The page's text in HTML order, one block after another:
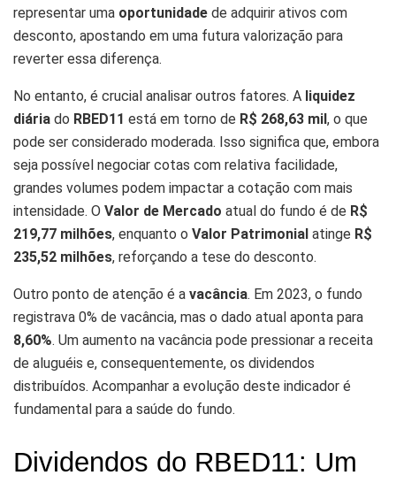
representar uma oportunidade de adquirir ativos com
desconto, apostando em uma futura valorização para
reverter essa diferença.
No entanto, é crucial analisar outros fatores. A liquidez
diária do RBED11 está em torno de R$ 268,63 mil , o que
pode ser considerado moderada. Isso significa que, embora
seja possível negociar cotas com relativa facilidade,
grandes volumes podem impactar a cotação com mais
intensidade. O Valor de Mercado atual do fundo é de R$
219,77 milhões, enquanto o Valor Patrimonial atinge R$
235,52 milhões, reforçando a tese do desconto.
Outro ponto de atenção é a vacância. Em 2023, o fundo
registrava 0% de vacância, mas o dado atual aponta para
8,60%. Um aumento na vacância pode pressionar a receita
de aluguéis e, consequentemente, os dividendos
distribuídos. Acompanhar a evolução deste indicador é
fundamental para a saúde do fundo.
Dividendos do RBED11: Um